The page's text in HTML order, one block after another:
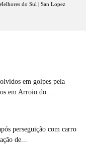
do Sul | San Lopez
em golpes pela
em Arroio do...
perseguição com carro
de...